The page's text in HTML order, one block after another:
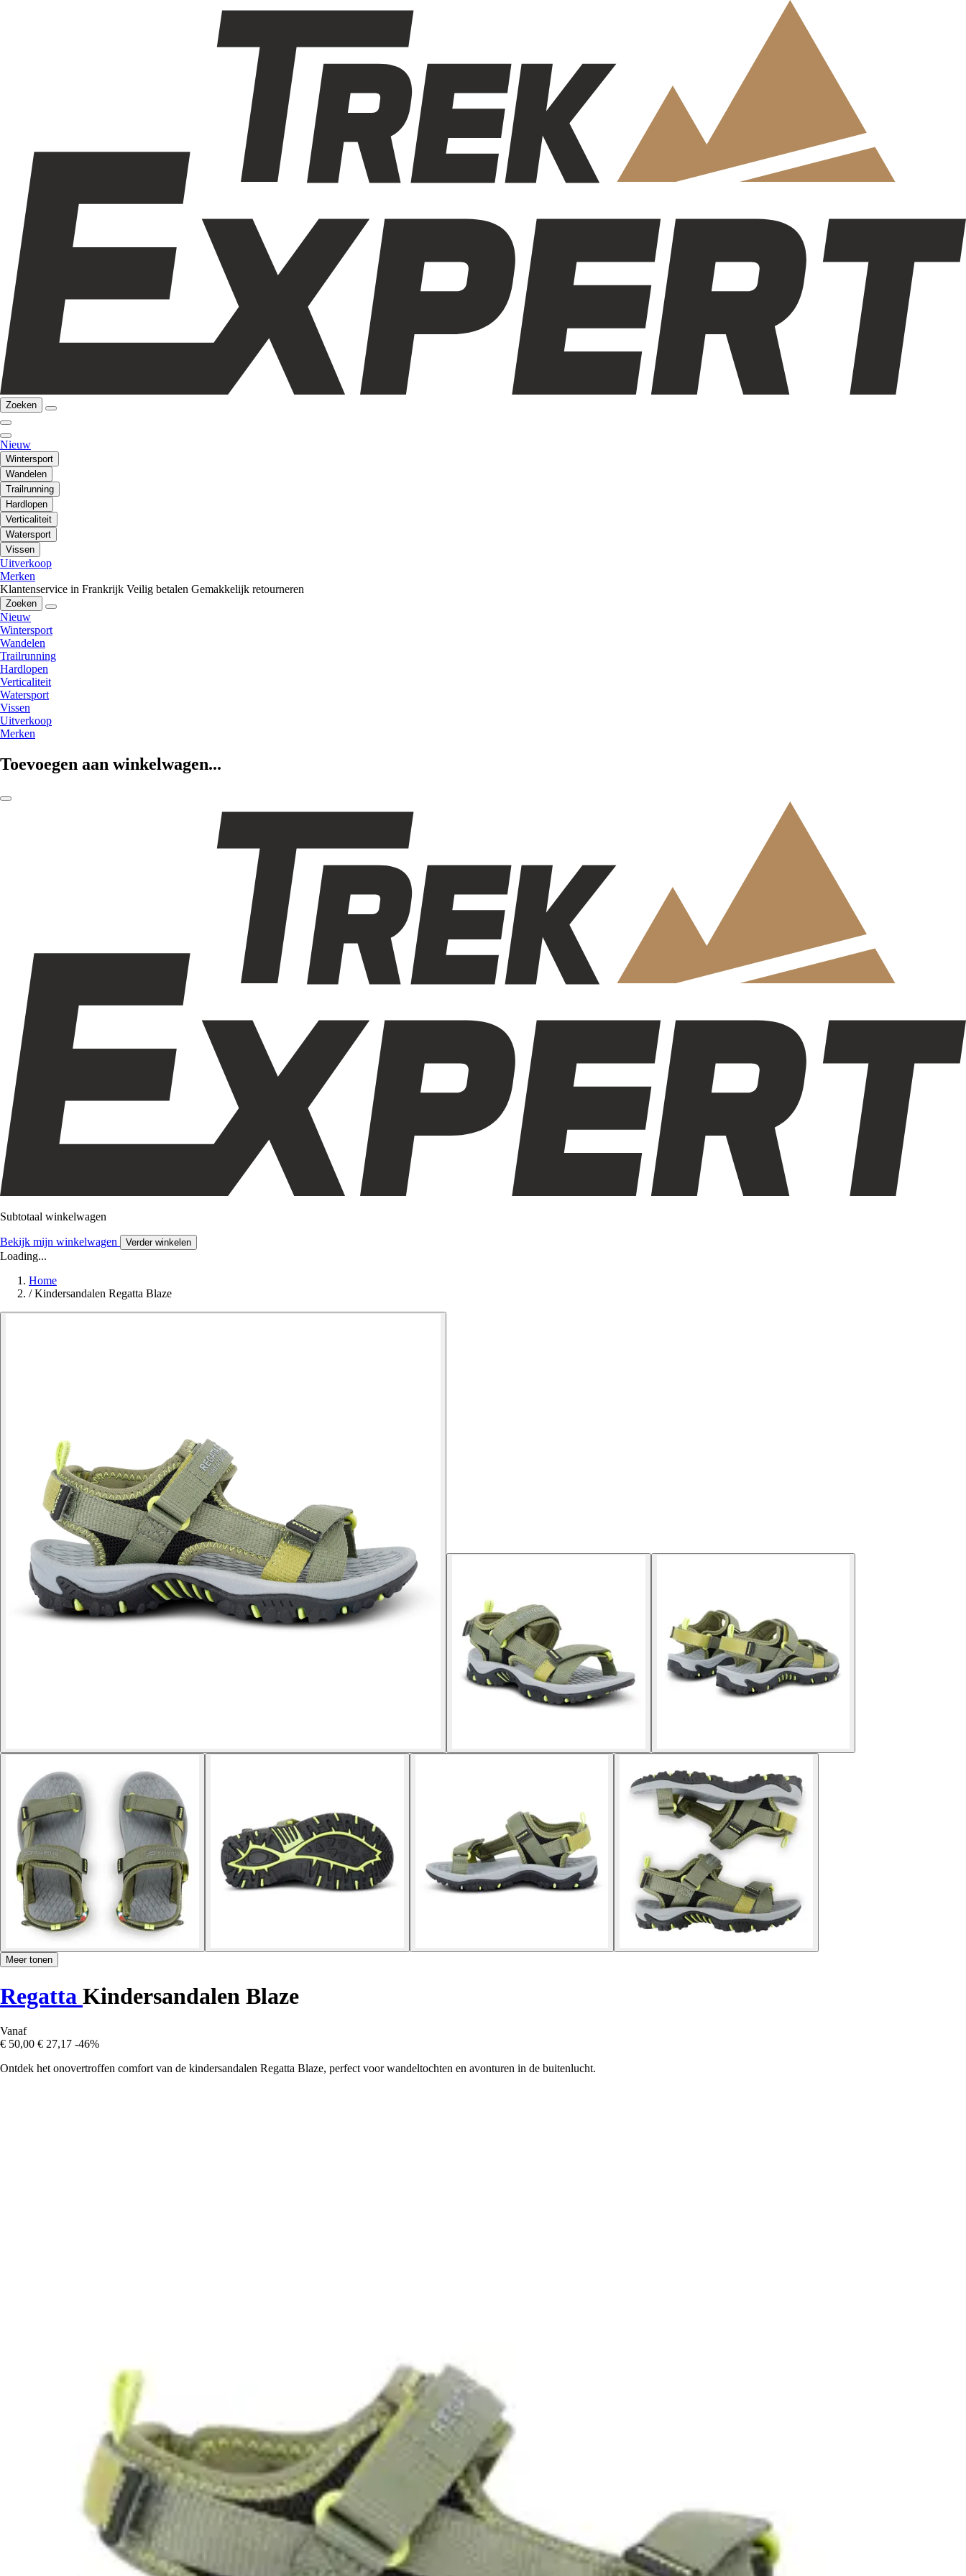
Zoeken
Nieuw
Wintersport
Wandelen
Trailrunning
Hardlopen
Verticaliteit
Watersport
Vissen
Uitverkoop
Merken
Klantenservice in Frankrijk Veilig betalen Gemakkelijk retourneren
Zoeken
Nieuw
Wintersport
Wandelen
Trailrunning
Hardlopen
Verticaliteit
Watersport
Vissen
Uitverkoop
Merken
Toevoegen aan winkelwagen...
Subtotaal winkelwagen
Bekijk mijn winkelwagen Verder winkelen
Loading...
Home
/ Kindersandalen Regatta Blaze
Meer tonen
Regatta Kindersandalen Blaze
Vanaf
€ 50,00 € 27,17 -46%
Ontdek het onovertroffen comfort van de kindersandalen Regatta Blaze, perfect voor wandeltochten en avonturen in de buitenlucht.